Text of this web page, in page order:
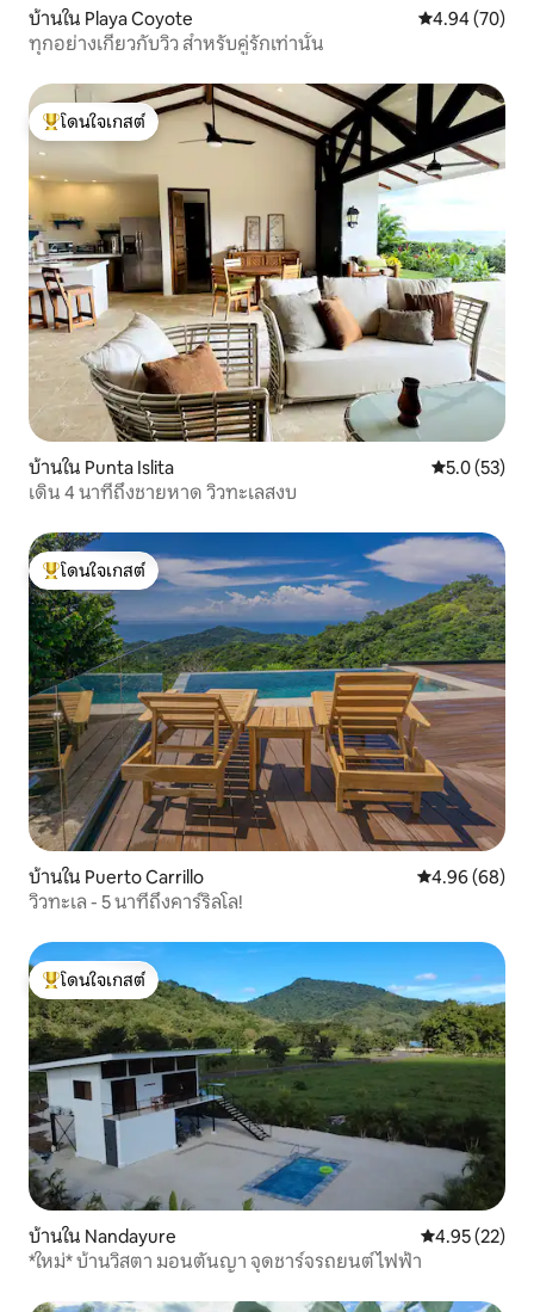
บ้านใน Playa Coyote คะแนนเฉลี่ย
4.94 (70)
ทุกอย่างเกี่ยวกับวิว สำหรับคู่รักเท่านั้น
โดนใจเกสต์ที่สุด
โดนใจเกสต์
บ้านใน Punta Islita คะแนนเฉลี่ย
5.0 (53)
เดิน 4 นาทีถึงชายหาด วิวทะเลสงบ
โดนใจเกสต์ที่สุด
โดนใจเกสต์
บ้านใน Puerto Carrillo คะแนนเฉลี่ย
4.96 (68)
วิวทะเล - 5 นาทีถึงคาร์ริลโล!
โดนใจเกสต์ที่สุด
โดนใจเกสต์
บ้านใน Nandayure คะแนนเฉลี่ย
4.95 (22)
*ใหม่* บ้านวิสตา มอนตันญา จุดชาร์จรถยนต์ไฟฟ้า